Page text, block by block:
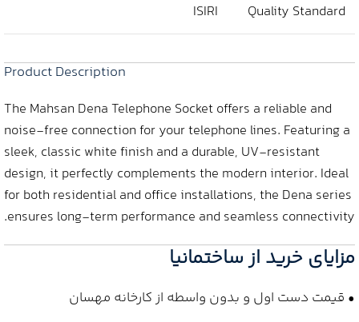
Quality Standard
ISIRI
Product Description
The Mahsan Dena Telephone Socket offers a reliable and
noise-free connection for your telephone lines. Featuring a
sleek, classic white finish and a durable, UV-resistant
design, it perfectly complements the modern interior. Ideal
for both residential and office installations, the Dena series
ensures long-term performance and seamless connectivity.
مزایای خرید از ساختمانیا
• قیمت دست اول و بدون واسطه از کارخانه مهسان